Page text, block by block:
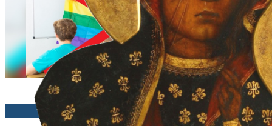
Michał Rogalski | 07/10/2025